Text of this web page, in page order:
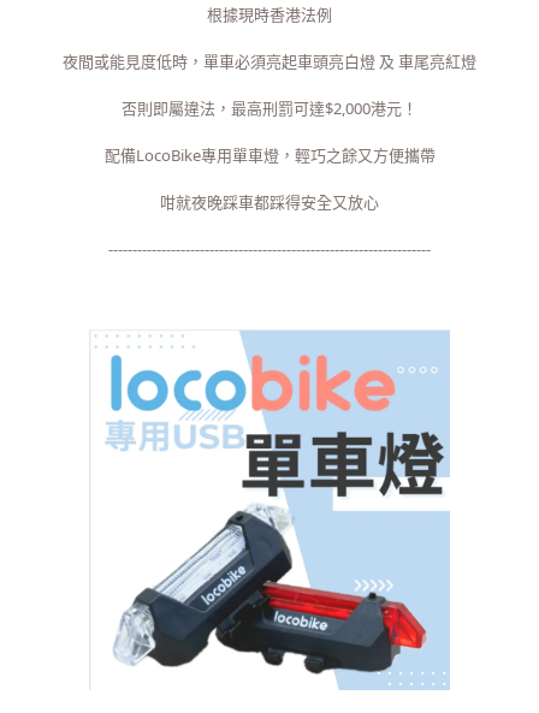
根據現時香港法例
夜間或能見度低時，單車必須亮起車頭亮白燈 及 車尾亮紅燈
否則即屬違法，最高刑罰可達$2,000港元！
配備LocoBike專用單車燈，輕巧之餘又方便攜帶
咁就夜晚踩車都踩得安全又放心
-------------------------------------------------------------------